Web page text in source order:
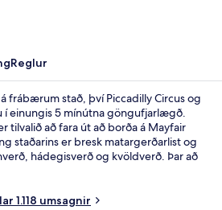
Reglur
frábærum stað, því Piccadilly Circus og
í einungis 5 mínútna göngufjarlægð.
tilvalið að fara út að borða á Mayfair
staðarins er bresk matargerðarlist og
hádegisverð og kvöldverð. Þar að
skoðunarferðirnar sem bjóðast í
1.118 umsagnir